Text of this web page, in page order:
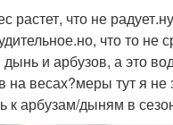
что не
что то не
и арбузов, а это
на весах?меры тут я
к арбузам/дыням в